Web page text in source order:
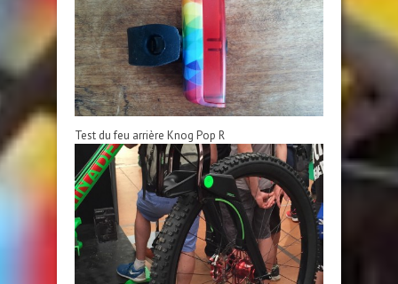
Test du feu arrière Knog Pop R